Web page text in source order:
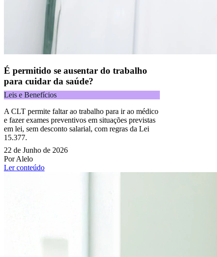
É permitido se ausentar do trabalho
para cuidar da saúde?
Leis e Benefícios
A CLT permite faltar ao trabalho para ir ao médico
e fazer exames preventivos em situações previstas
em lei, sem desconto salarial, com regras da Lei
15.377.
22 de Junho de 2026
Por Alelo
Ler conteúdo